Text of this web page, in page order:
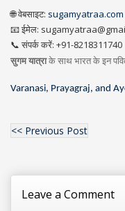
🌐 वेबसाइट: sugamyatraa.com
📧 ईमेल:
📞 संपर्क करें: +91-8218311740
सुगम यात्राके साथ भारत के इन
Varanasi, Prayagraj, and
<< Previous Post
Leave a Comment